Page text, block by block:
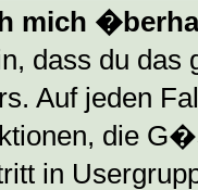
mich
dass du
Auf jeden
die
in